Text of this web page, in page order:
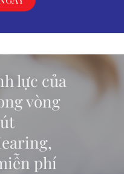
lực của
vòng
phí